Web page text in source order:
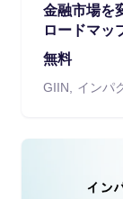
金融市場を
ロードマッ
無料
GIIN
インパ